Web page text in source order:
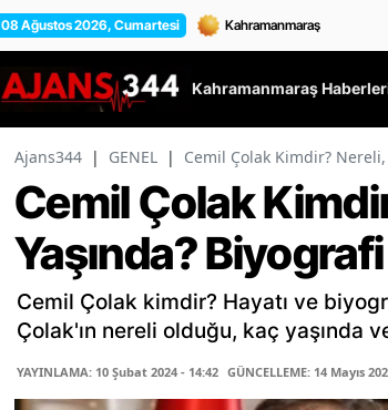
08 Ağustos 2026, Cumartesi
Kahramanmaraş
Ajans344 | GENEL | Cemil Çolak Kimdir? Nereli,
Cemil Çolak
Yaşında?
Cemil Çolak kimdir? Hayatı ve
Çolak'ın nereli olduğu, kaç yaşında
YAYINLAMA: 10 Şubat 2024 - 14:42 GÜNCELLEME: 14 Mayıs